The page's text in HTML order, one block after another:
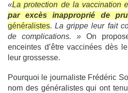
«La protection de la vaccination
par excès inapproprié de
généralistes.La grippe leur fait
de complications. » On
enceintes d’être vaccinées dès
leur grossesse.
Pourquoi le journaliste Frédéric
nom des généralistes qui ont